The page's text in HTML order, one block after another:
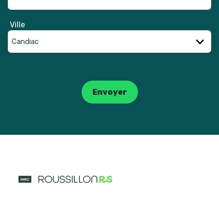
Ville
Envoyer